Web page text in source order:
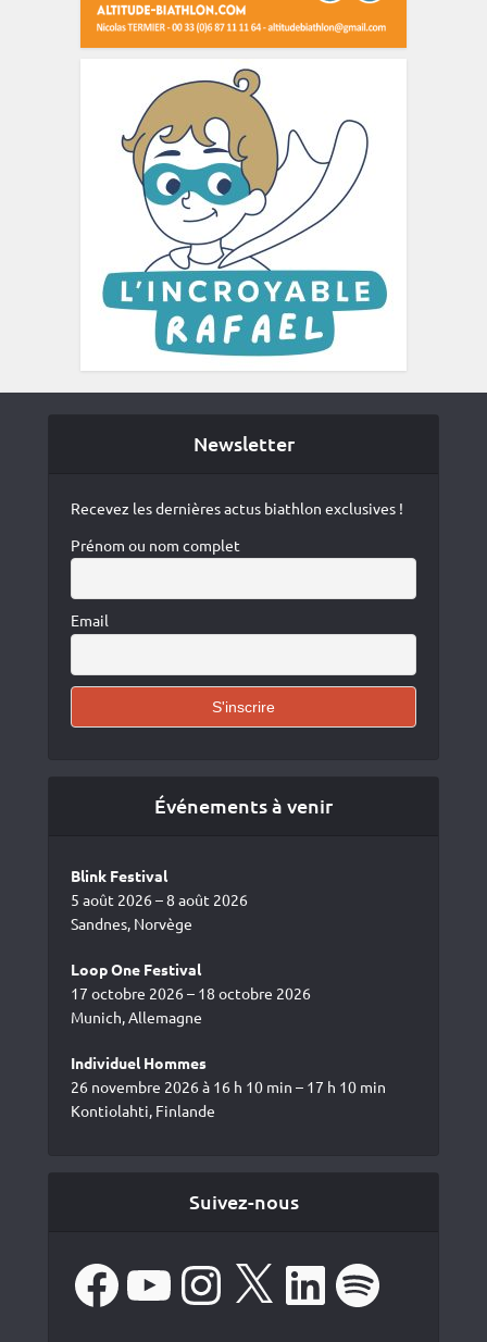
Newsletter
Recevez les dernières actus biathlon exclusives !
Prénom ou nom complet
Email
Événements à venir
Blink Festival
5 août 2026 – 8 août 2026
Sandnes, Norvège
Loop One Festival
17 octobre 2026 – 18 octobre 2026
Munich, Allemagne
Individuel Hommes
26 novembre 2026 à 16 h 10 min – 17 h 10 min
Kontiolahti, Finlande
Suivez-nous
Facebook Instagram LinkedIn Spotify